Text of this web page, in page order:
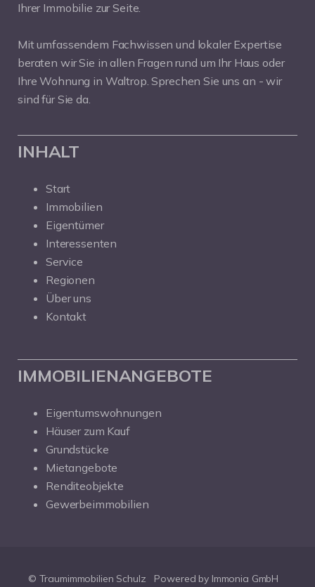
Ihrer Immobilie zur Seite.
Mit umfassendem Fachwissen und lokaler Expertise
beraten wir Sie in allen Fragen rund um Ihr Haus oder
Ihre Wohnung in Waltrop. Sprechen Sie uns an - wir
sind für Sie da.
INHALT
Start
Immobilien
Eigentümer
Interessenten
Service
Regionen
Über uns
Kontakt
IMMOBILIENANGEBOTE
Eigentumswohnungen
Häuser zum Kauf
Grundstücke
Mietangebote
Renditeobjekte
Gewerbeimmobilien
© Traumimmobilien Schulz Powered by Immonia GmbH